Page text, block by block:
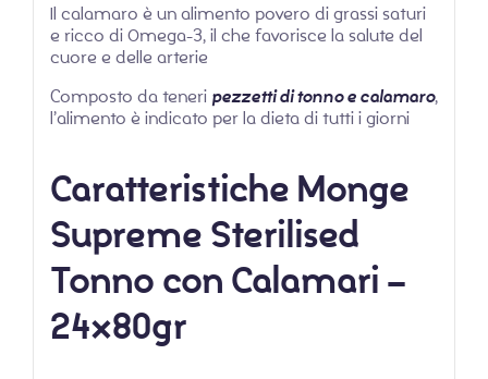
Il calamaro è un alimento povero di grassi saturi
e ricco di Omega-3, il che favorisce la salute del
cuore e delle arterie
Composto da teneri pezzetti di tonno e calamaro,
l’alimento è indicato per la dieta di tutti i giorni
Caratteristiche Monge
Supreme Sterilised
Tonno con Calamari –
24x80gr